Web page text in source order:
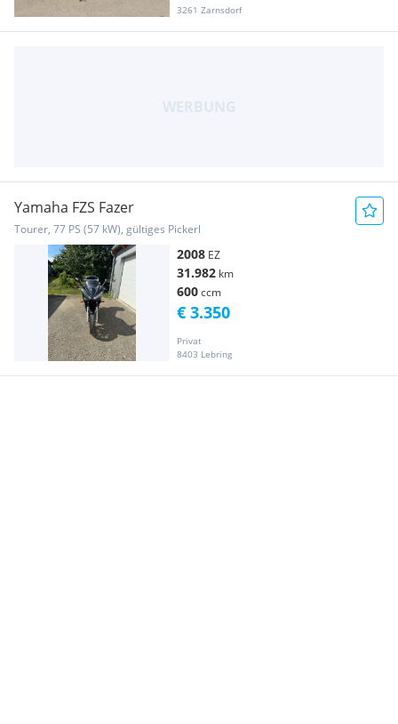
3261 Zarnsdorf
Yamaha FZS Fazer
Tourer, 77 PS (57 kW), gültiges Pickerl
2008 EZ
31.982 km
600ccm
Privat
8403 Lebring
€ 3.350